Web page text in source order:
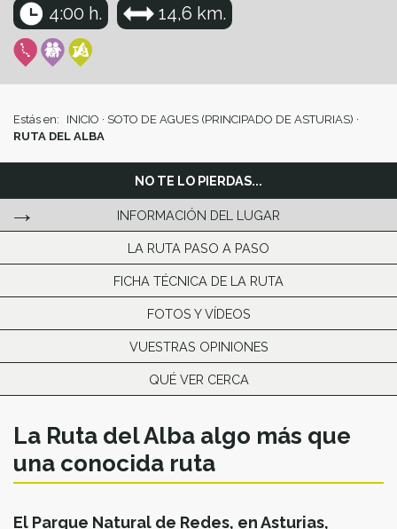
4:00 h. 14,6 km.
Estás en: INICIO · SOTO DE AGUES (PRINCIPADO DE ASTURIAS) ·
RUTA DEL ALBA
NO TE LO PIERDAS...
INFORMACIÓN DEL LUGAR
LA RUTA PASO A PASO
FICHA TÉCNICA DE LA RUTA
FOTOS Y VÍDEOS
VUESTRAS OPINIONES
QUÉ VER CERCA
La Ruta del Alba algo más que
una conocida ruta
El Parque Natural de Redes, en Asturias,